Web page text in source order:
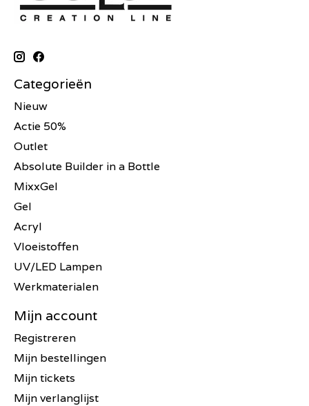
Categorieën
Nieuw
Actie 50%
Outlet
Absolute Builder in a Bottle
MixxGel
Gel
Acryl
Vloeistoffen
UV/LED Lampen
Werkmaterialen
Mijn account
Registreren
Mijn bestellingen
Mijn tickets
Mijn verlanglijst